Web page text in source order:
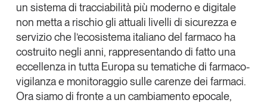
un sistema di tracciabilità più moderno e digitale
non metta a rischio gli attuali livelli di sicurezza e
servizioche l’ecosistema italiano del farmaco ha
costruito negli anni, rappresentando di fatto una
eccellenza in tutta Europa su tematiche di farmaco-
vigilanza e monitoraggio sulle carenze dei farmaci.
Ora siamo di fronte a un cambiamento epocale,